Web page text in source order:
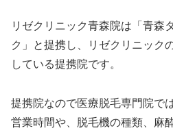
リゼクリニック青森院は「青森
ク」と提携し、リゼクリニック
している提携院です。
提携院なので医療脱毛専門院で
営業時間や、脱毛機の種類、麻